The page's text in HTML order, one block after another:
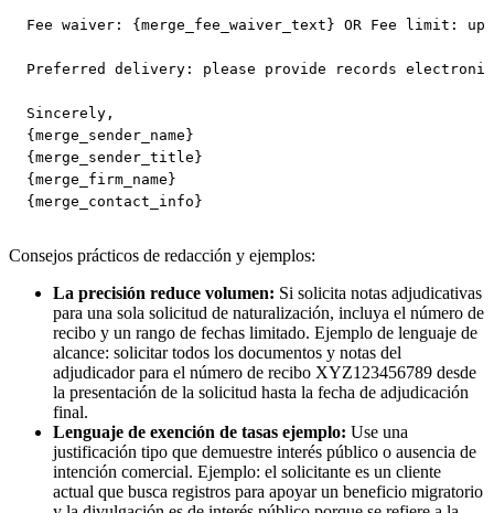
Fee waiver: {merge_fee_waiver_text} OR Fee limit:
Preferred delivery: please provide records
Sincerely,
{merge_sender_name}
{merge_sender_title}
{merge_firm_name}
Consejos prácticos de redacción y ejemplos:
La precisión reduce volumen: Si solicita notas adjudicativas
para una sola solicitud de naturalización, incluya el número de
recibo y un rango de fechas limitado. Ejemplo de lenguaje de
alcance: solicitar todos los documentos y notas del
adjudicador para el número de recibo XYZ123456789 desde
la presentación de la solicitud hasta la fecha de adjudicación
final.
Lenguaje de exención de tasas ejemplo: Use una
justificación tipo que demuestre interés público o ausencia de
intención comercial. Ejemplo: el solicitante es un cliente
actual que busca registros para apoyar un beneficio migratorio